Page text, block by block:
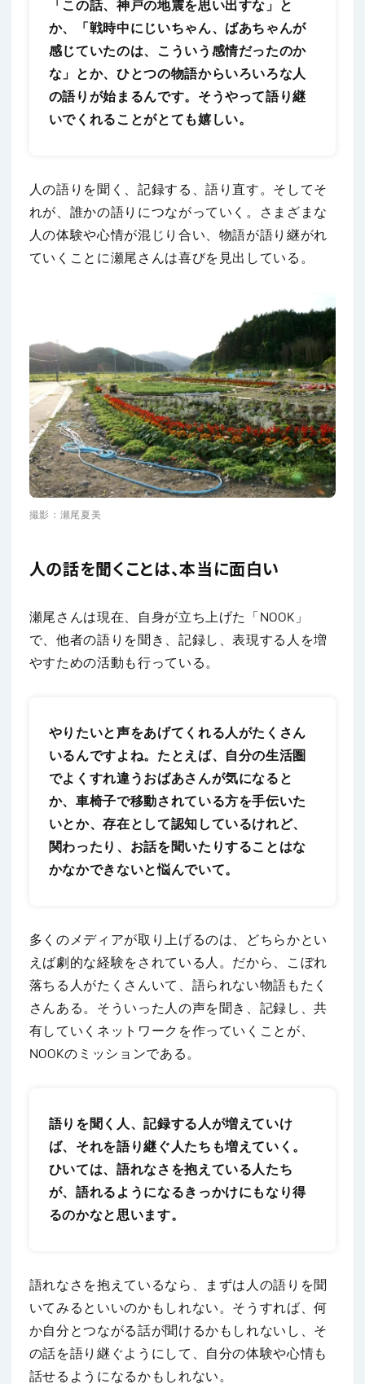
「この話、神戸の地震を思い出すな」と
か、「戦時中にじいちゃん、ばあちゃんが
感じていたのは、こういう感情だったのか
な」とか、ひとつの物語からいろいろな人
の語りが始まるんです。そうやって語り継
いでくれることがとても嬉しい。
人の語りを聞く、記録する、語り直す。そしてそ
れが、誰かの語りにつながっていく。さまざまな
人の体験や心情が混じり合い、物語が語り継がれ
ていくことに瀬尾さんは喜びを見出している。
撮影：瀬尾夏美
人の話を聞くことは、本当に面白い
瀬尾さんは現在、自身が立ち上げた「NOOK」
で、他者の語りを聞き、記録し、表現する人を増
やすための活動も行っている。
やりたいと声をあげてくれる人がたくさん
いるんですよね。たとえば、自分の生活圏
でよくすれ違うおばあさんが気になると
か、車椅子で移動されている方を手伝いた
いとか、存在として認知しているけれど、
関わったり、お話を聞いたりすることはな
かなかできないと悩んでいて。
多くのメディアが取り上げるのは、どちらかとい
えば劇的な経験をされている人。だから、こぼれ
落ちる人がたくさんいて、語られない物語もたく
さんある。そういった人の声を聞き、記録し、共
有していくネットワークを作っていくことが、
NOOKのミッションである。
語りを聞く人、記録する人が増えていけ
ば、それを語り継ぐ人たちも増えていく。
ひいては、語れなさを抱えている人たち
が、語れるようになるきっかけにもなり得
るのかなと思います。
語れなさを抱えているなら、まずは人の語りを聞
いてみるといいのかもしれない。そうすれば、何
か自分とつながる話が聞けるかもしれないし、そ
の話を語り継ぐようにして、自分の体験や心情も
話せるようになるかもしれない。